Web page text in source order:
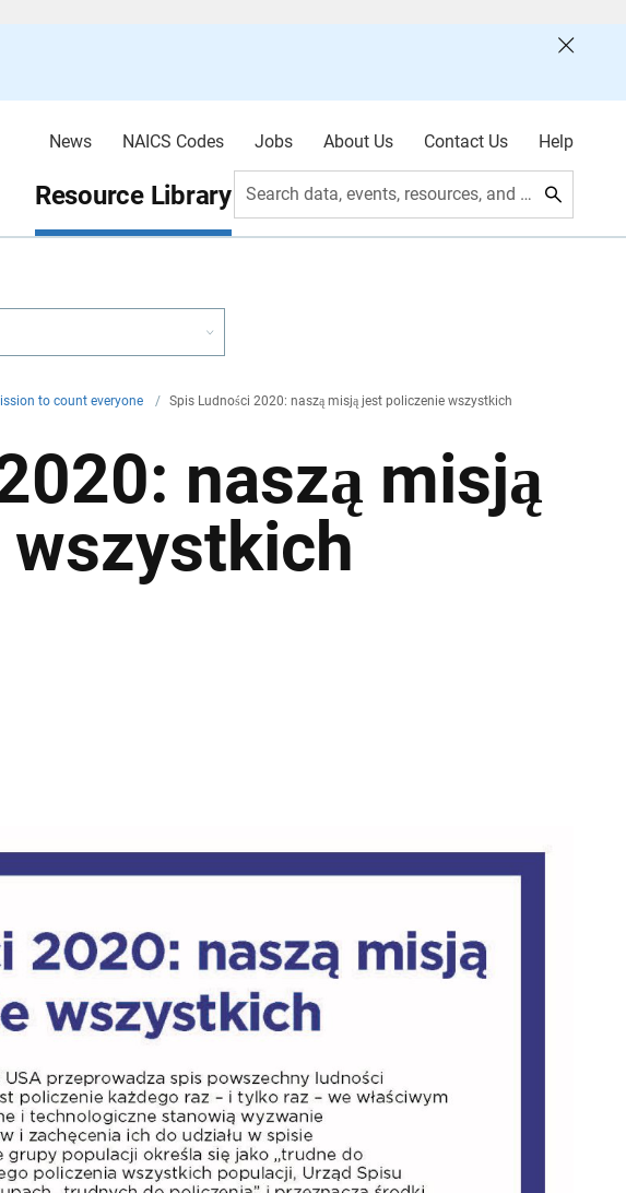
News NAICS Codes Jobs About Us Contact Us Help
Resource Library Search data, events, resources, and more
to count everyone / Spis Ludności 2020: naszą misją jest policzenie wszystkich
naszą misją